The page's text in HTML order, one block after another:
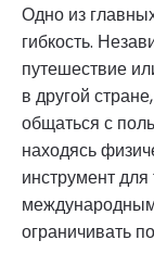
Одно из
гибкость.
путешествие
в другой
общаться с
находясь
инструмент для
ограничивать